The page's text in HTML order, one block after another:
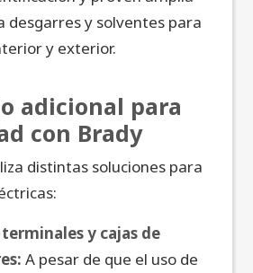
desgarres y solventes para
y exterior.
adicional para
con Brady
distintas soluciones para
y cajas de
A pesar de que el uso de